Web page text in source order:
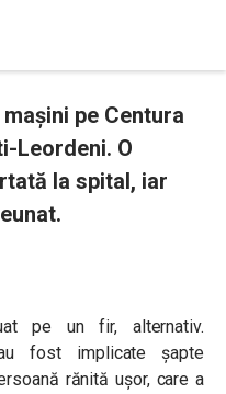
pe Centura
Leordeni. O
la spital, iar
pe un fir, alternativ.
fost implicate șapte
rănită ușor, care a